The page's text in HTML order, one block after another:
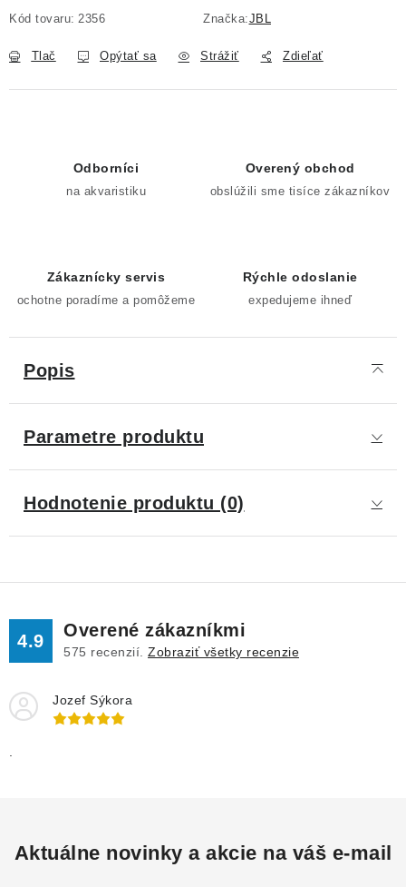
Kód tovaru: 2356 Značka:JBL
Tlač Opýtať sa Strážiť Zdieľať
Odborníci
na akvaristiku
Overený obchod
obslúžili sme tisíce zákazníkov
Zákaznícky servis
ochotne poradíme a pomôžeme
Rýchle odoslanie
expedujeme ihneď
Popis
Parametre produktu
Hodnotenie produktu (0)
4.9
Overené zákazníkmi
575 recenzií. Zobraziť všetky recenzie
Jozef Sýkora
Aktuálne novinky a akcie na váš e-mail